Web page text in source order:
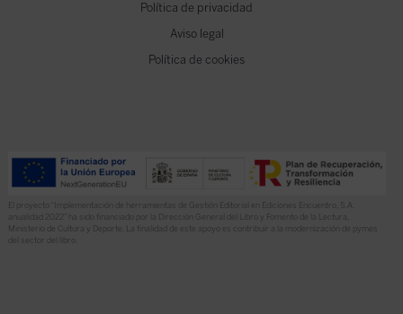
Política de privacidad
Aviso legal
Política de cookies
El proyecto “Implementación de herramientas de Gestión Editorial en Ediciones Encuentro, S.A.
anualidad 2022” ha sido financiado por la Dirección General del Libro y Fomento de la Lectura,
Ministerio de Cultura y Deporte. La finalidad de este apoyo es contribuir a la modernización de pymes
del sector del libro.